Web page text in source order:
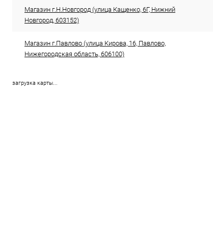
Магазин г.Н.Новгород (улица Кащенко, 6Г, Нижний
Новгород, 603152)
Магазин г.Павлово (улица Кирова, 16, Павлово,
Нижегородская область, 606100)
загрузка карты...